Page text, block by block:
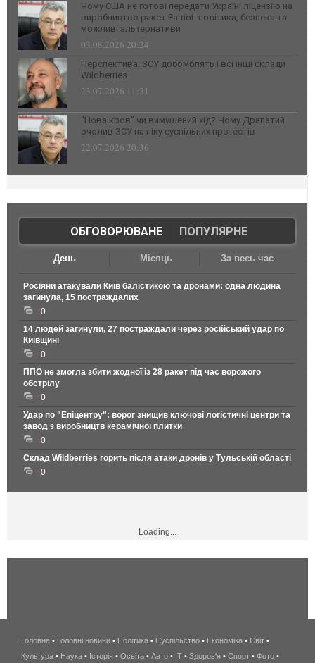
Чому США не готові передати Україні ліцензію на
виробництво ракет Patriot: політика, безпека та
можливі альтернативи
03.08.2026 20:24
Перспектива: ЗСУ добомблять і всі інші склади
Wildberries
23.07.2026 11:31
“Нова кров” чи вимушений хід? Чому Драпатий
очолив ЗСУ на піку суспільних протестів
22.07.2026 20:36
ОБГОВОРЮВАНЕ| ПОПУЛЯРНЕ
День Місяць За весь час
Росіяни атакували Київ балістикою та дронами: одна людина
загинула, 15 постраждалих
0
14 людей загинули, 27 постраждали через російський удар по
Київщині
0
ППО не змогла збити жодної із 28 ракет під час ворожого
обстрілу
0
Удар по "Епіцентру": ворог знищив ключові логістичні центри та
завод з виробництв керамічної плитки
0
Склад Wildberries горить після атаки дронів у Тульській області
0
Loading...
беспроводной
интернет
Головна • Головні новини • Політика • Суспільство • Економіка • Світ •
Культура • Наука • Історія • Освіта • Авто • IT • Здоров'я • Спорт • Фото •